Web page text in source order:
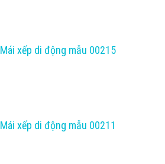
Mái xếp di động mẫu 00215
Mái xếp di động mẫu 00211